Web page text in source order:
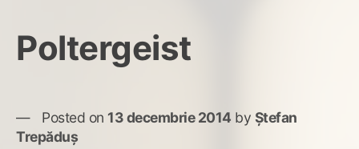
Poltergeist
Posted on 13 decembrie 2014 by Ștefan
Trepăduș